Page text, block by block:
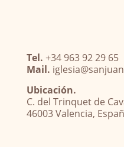
Tel. +34 963 92 29 65
Mail.
Ubicación.
C. del Trinquet de
46003 Valencia,